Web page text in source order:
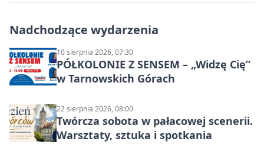
Nadchodzące wydarzenia
10 sierpnia 2026, 07:30
PÓŁKOLONIE Z SENSEM – „Widzę Cię”
w Tarnowskich Górach
22 sierpnia 2026, 08:00
Twórcza sobota w pałacowej scenerii.
Warsztaty, sztuka i spotkania